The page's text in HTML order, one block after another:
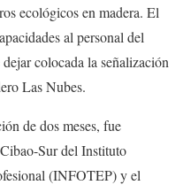
ecológicos en madera. El
al personal del
colocada la señalización
Las Nubes.
de dos meses, fue
Sur del Instituto
(INFOTEP) y el